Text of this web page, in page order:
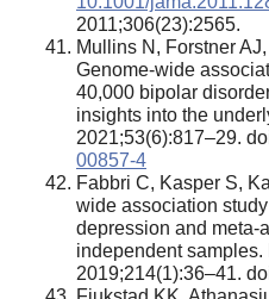
2011;306(23):2565.
Mullins N, Forstner
Genome-wide
40,000 bipolar
insights into the
2021;53(6):817–29.
00857-4
Fabbri C, Kasper S,
wide association
depression and meta-
independent samples.
2019;214(1):36–41.